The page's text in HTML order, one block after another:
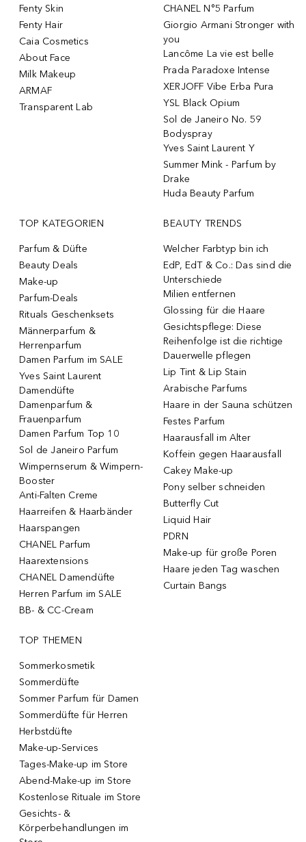
Fenty Skin
Fenty Hair
Caia Cosmetics
About Face
Milk Makeup
ARMAF
Transparent Lab
CHANEL N°5 Parfum
Giorgio Armani Stronger with
you
Lancôme La vie est belle
Prada Paradoxe Intense
XERJOFF Vibe Erba Pura
YSL Black Opium
Sol de Janeiro No. 59
Bodyspray
Yves Saint Laurent Y
Summer Mink - Parfum by
Drake
Huda Beauty Parfum
TOP KATEGORIEN
Parfum & Düfte
Beauty Deals
Make-up
Parfum-Deals
Rituals Geschenksets
Männerparfum &
Herrenparfum
Damen Parfum im SALE
Yves Saint Laurent
Damendüfte
Damenparfum &
Frauenparfum
Damen Parfum Top 10
Sol de Janeiro Parfum
Wimpernserum & Wimpern-
Booster
Anti-Falten Creme
Haarreifen & Haarbänder
Haarspangen
CHANEL Parfum
Haarextensions
CHANEL Damendüfte
Herren Parfum im SALE
BB- & CC-Cream
BEAUTY TRENDS
Welcher Farbtyp bin ich
EdP, EdT & Co.: Das sind die
Unterschiede
Milien entfernen
Glossing für die Haare
Gesichtspflege: Diese
Reihenfolge ist die richtige
Dauerwelle pflegen
Lip Tint & Lip Stain
Arabische Parfums
Haare in der Sauna schützen
Festes Parfum
Haarausfall im Alter
Koffein gegen Haarausfall
Cakey Make-up
Pony selber schneiden
Butterfly Cut
Liquid Hair
PDRN
Make-up für große Poren
Haare jeden Tag waschen
Curtain Bangs
TOP THEMEN
Sommerkosmetik
Sommerdüfte
Sommer Parfum für Damen
Sommerdüfte für Herren
Herbstdüfte
Make-up-Services
Tages-Make-up im Store
Abend-Make-up im Store
Kostenlose Rituale im Store
Gesichts- &
Körperbehandlungen im